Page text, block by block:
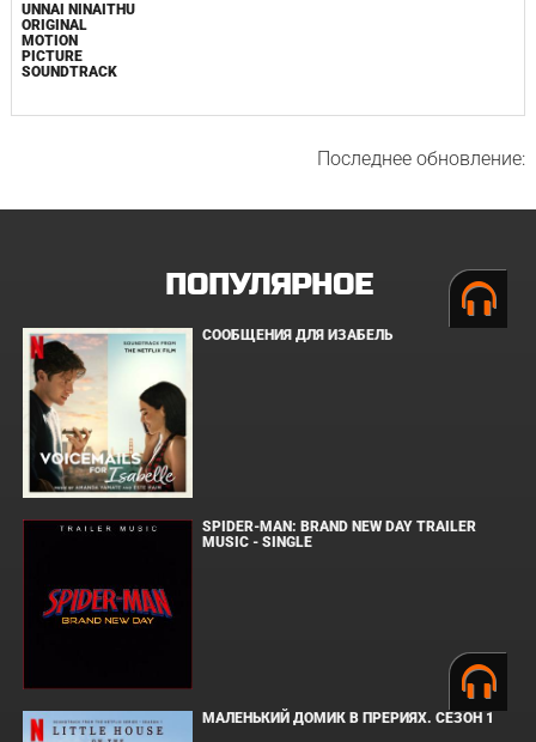
UNNAI NINAITHU
ORIGINAL
MOTION
PICTURE
SOUNDTRACK
Последнее обновление:
ПОПУЛЯРНОЕ
СООБЩЕНИЯ ДЛЯ ИЗАБЕЛЬ
SPIDER-MAN: BRAND NEW DAY TRAILER
MUSIC - SINGLE
МАЛЕНЬКИЙ ДОМИК В ПРЕРИЯХ. СЕЗОН 1